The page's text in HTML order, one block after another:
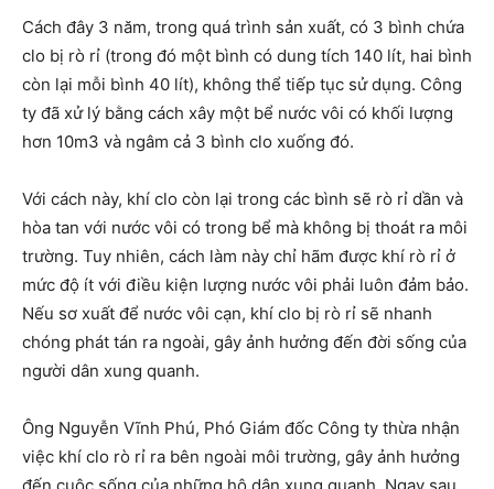
Cách đây 3 năm, trong quá trình sản xuất, có 3 bình chứa
clo bị rò rỉ (trong đó một bình có dung tích 140 lít, hai bình
còn lại mỗi bình 40 lít), không thể tiếp tục sử dụng. Công
ty đã xử lý bằng cách xây một bể nước vôi có khối lượng
hơn 10m3 và ngâm cả 3 bình clo xuống đó.
Với cách này, khí clo còn lại trong các bình sẽ rò rỉ dần và
hòa tan với nước vôi có trong bể mà không bị thoát ra môi
trường. Tuy nhiên, cách làm này chỉ hãm được khí rò rỉ ở
mức độ ít với điều kiện lượng nước vôi phải luôn đảm bảo.
Nếu sơ xuất để nước vôi cạn, khí clo bị rò rỉ sẽ nhanh
chóng phát tán ra ngoài, gây ảnh hưởng đến đời sống của
người dân xung quanh.
Ông Nguyễn Vĩnh Phú, Phó Giám đốc Công ty thừa nhận
việc khí clo rò rỉ ra bên ngoài môi trường, gây ảnh hưởng